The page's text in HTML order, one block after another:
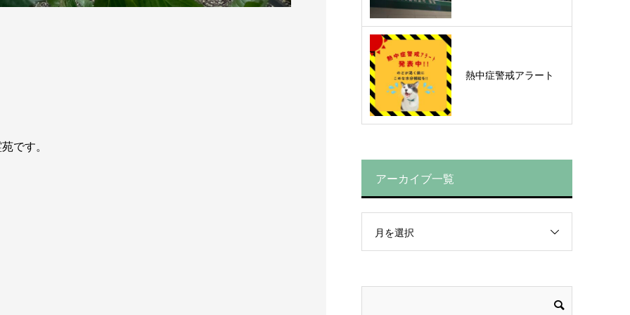
です。
熱中症警戒アラート
アーカイブ一覧
月を選択